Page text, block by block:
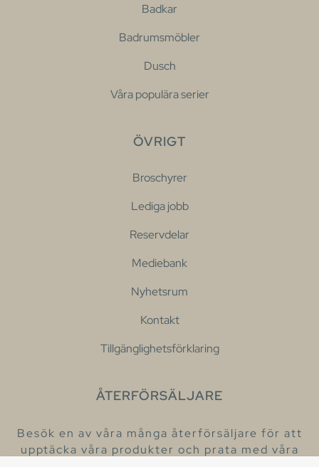
Badkar
Badrumsmöbler
Dusch
Våra populära serier
ÖVRIGT
Broschyrer
Lediga jobb
Reservdelar
Mediebank
Nyhetsrum
Kontakt
Tillgänglighetsförklaring
ÅTERFÖRSÄLJARE
Besök en av våra många återförsäljare för att
upptäcka våra produkter och prata med våra